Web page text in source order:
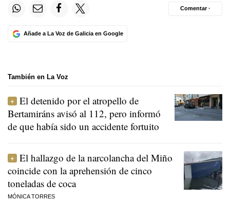
Añade a La Voz de Galicia en Google
Comentar ·
También en La Voz
El detenido por el atropello de
Bertamiráns avisó al 112, pero informó
de que había sido un accidente fortuito
El hallazgo de la narcolancha del Miño
coincide con la aprehensión de cinco
toneladas de coca
MÓNICA TORRES